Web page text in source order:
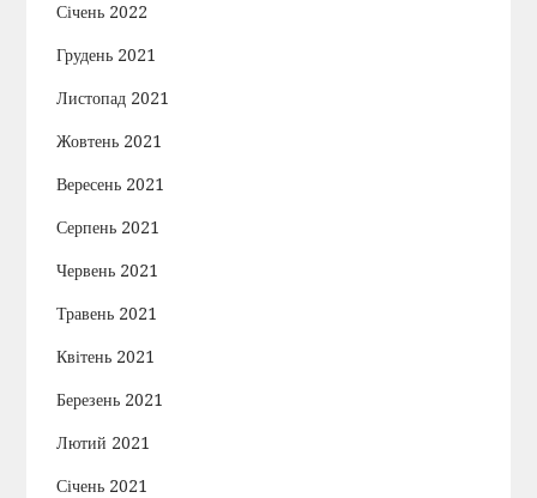
Січень 2022
Грудень 2021
Листопад 2021
Жовтень 2021
Вересень 2021
Серпень 2021
Червень 2021
Травень 2021
Квітень 2021
Березень 2021
Лютий 2021
Січень 2021